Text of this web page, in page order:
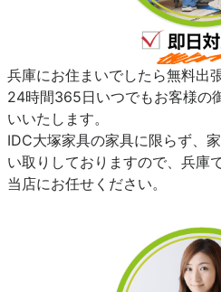
兵庫にお住まいでしたら無料出
24時間365日いつでもお客様の
いいたします。
IDC大塚家具の家具に限らず、
い取りしておりますので、兵庫
当店にお任せください。